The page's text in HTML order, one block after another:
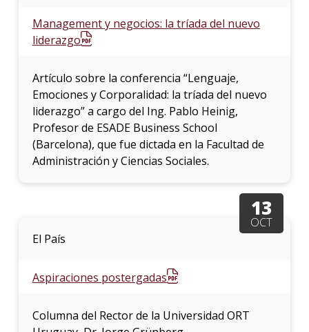
Management y negocios: la tríada del nuevo
liderazgo
Artículo sobre la conferencia “Lenguaje,
Emociones y Corporalidad: la tríada del nuevo
liderazgo” a cargo del Ing. Pablo Heinig,
Profesor de ESADE Business School
(Barcelona), que fue dictada en la Facultad de
Administración y Ciencias Sociales.
13
OCT
El País
Aspiraciones postergadas
Columna del Rector de la Universidad ORT